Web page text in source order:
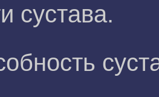
сустава.